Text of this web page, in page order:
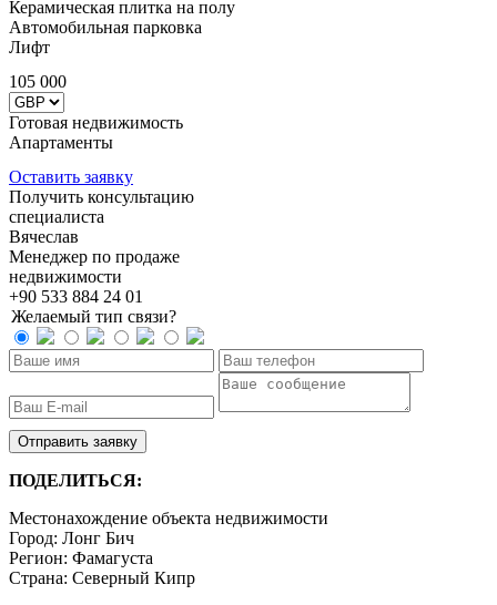
Керамическая плитка на полу
Автомобильная парковка
Лифт
105 000
Готовая недвижимость
Апартаменты
Оставить заявку
Получить консультацию
специалиста
Вячеслав
Менеджер по продаже
недвижимости
+90 533 884 24 01
Желаемый тип связи?
ПОДЕЛИТЬСЯ:
Местонахождение объекта недвижимости
Город: Лонг Бич
Регион: Фамагуста
Страна: Северный Кипр